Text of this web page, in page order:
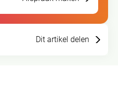
Dit artikel delen